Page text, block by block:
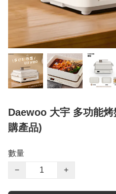
Daewoo 大宇 多功能
購產品)
數量
−
+